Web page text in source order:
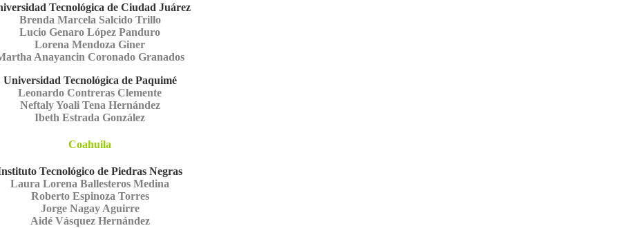
Tecnológica de Ciudad Juárez
Brenda Marcela Salcido Trillo
Lucio Genaro López Panduro
Lorena Mendoza Giner
Anayancin Coronado Granados
Universidad Tecnológica de Paquimé
Leonardo Contreras Clemente
Neftaly Yoali Tena Hernández
Ibeth Estrada González
Coahuila
Tecnológico de Piedras Negras
Laura Lorena Ballesteros Medina
Roberto Espinoza Torres
Jorge Nagay Aguirre
Aidé Vásquez Hernández